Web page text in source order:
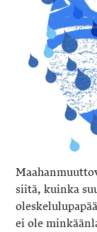
siitä, kuinka
ei ole